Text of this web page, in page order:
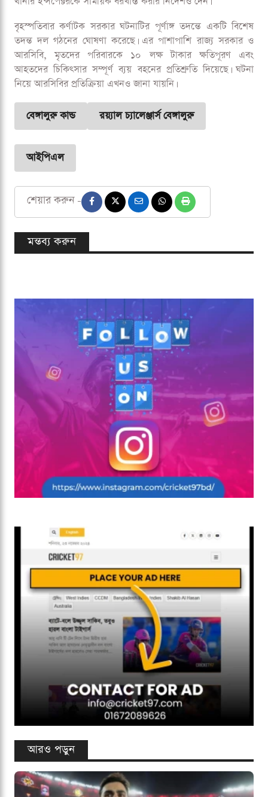
বৃহস্পতিবার কর্ণাটক সরকার ঘটনাটির পূর্ণাঙ্গ তদন্তে একটি বিশেষ
তদন্ত দল গঠনের ঘোষণা করেছে। এর পাশাপাশি রাজ্য সরকার ও
আরসিবি, মৃতদের পরিবারকে ১০ লক্ষ টাকার ক্ষতিপূরণ এবং
আহতদের চিকিৎসার সম্পূর্ণ ব্যয় বহনের প্রতিশ্রুতি দিয়েছে। ঘটনা
নিয়ে আরসিবির প্রতিক্রিয়া এখনও জানা যায়নি।
বেঙ্গালুরু কান্ড রয়্যাল চ্যালেঞ্জার্স বেঙ্গালুরু
আইপিএল
শেয়ার করুন -
মন্তব্য করুন
আরও পড়ুন